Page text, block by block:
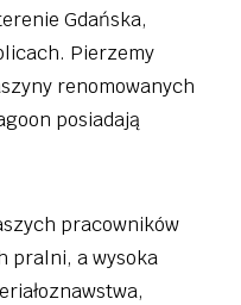
Gdańska,
Pierzemy
renomowanych
posiadają
pracowników
pralni, a wysoka